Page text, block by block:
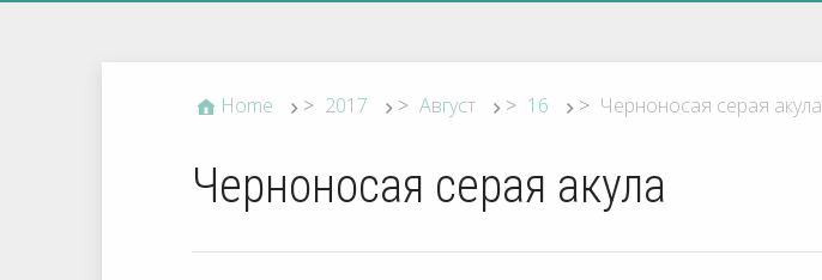
Home > 2017 > Август > 16 > Черноносая серая акула
Черноносая серая акула